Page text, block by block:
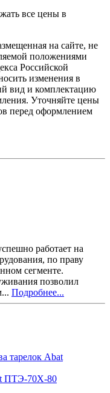
все цены в
на сайте, не
положениями
Российской
изменения в
вид и комплектацию
Уточняйте цены
перед оформлением
работает на
по праву
сегменте.
позволил
Подробнее...
ПТЭ-70Х-80